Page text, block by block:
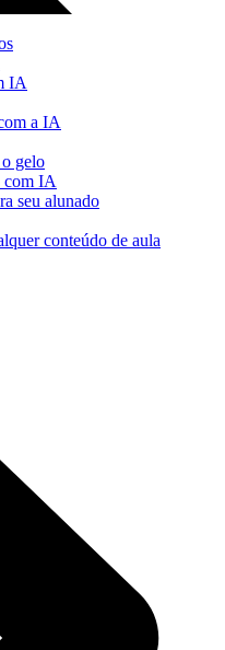
IA
a IA
gelo
com IA
seu alunado
conteúdo de aula